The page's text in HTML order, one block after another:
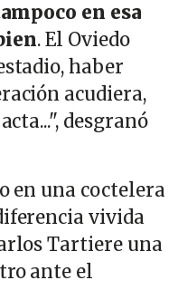
en esa
. El Oviedo
haber
acudiera,
desgranó
en una coctelera
vivida
Tartiere una
ante el